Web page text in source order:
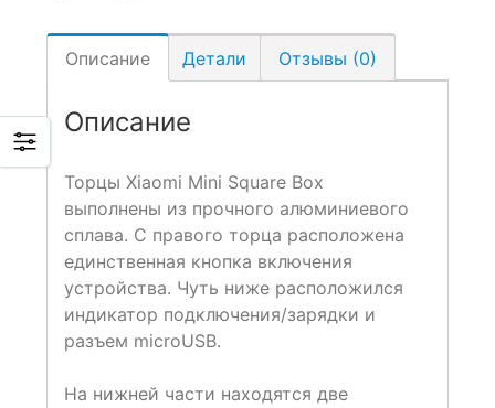
Описание Детали Отзывы (0)
Описание
Торцы Xiaomi Mini Square Box
выполнены из прочного алюминиевого
сплава. С правого торца расположена
единственная кнопка включения
устройства. Чуть ниже расположился
индикатор подключения/зарядки и
разъем microUSB.
На нижней части находятся две